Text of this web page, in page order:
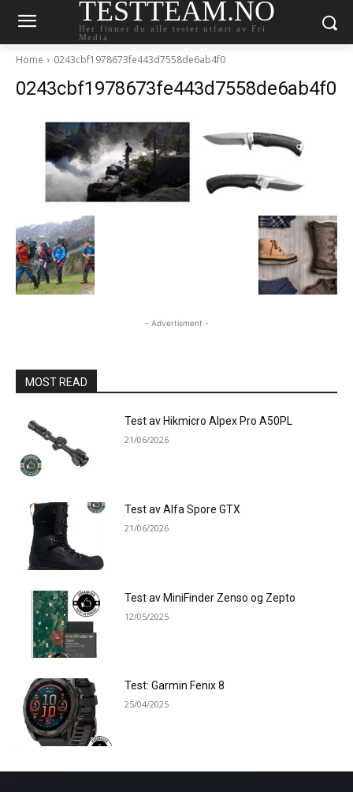
TESTTEAM.NO
Her finner du alle tester utført av Fri
Media
Home 0243cbf1978673fe443d7558de6ab4f0
0243cbf1978673fe443d7558de6ab4f0
- Advertisment -
MOST READ
Test av Hikmicro Alpex Pro A50PL
21/06/2026
Test av Alfa Spore GTX
21/06/2026
Test av MiniFinder Zenso og Zepto
12/05/2025
Test: Garmin Fenix 8
25/04/2025